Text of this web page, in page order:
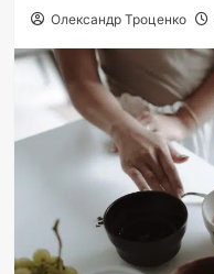
Олександр Троценко